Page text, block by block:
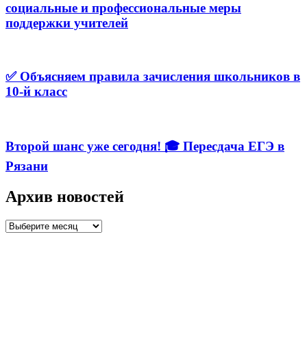
социальные и профессиональные меры
поддержки учителей
✅ Объясняем правила зачисления школьников в
10-й класс
Второй шанс уже сегодня! 🎓 Пересдача ЕГЭ в
Рязани
Архив новостей
Архив